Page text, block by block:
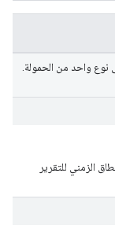
واحد من الحمولة.
الزمني للتقرير